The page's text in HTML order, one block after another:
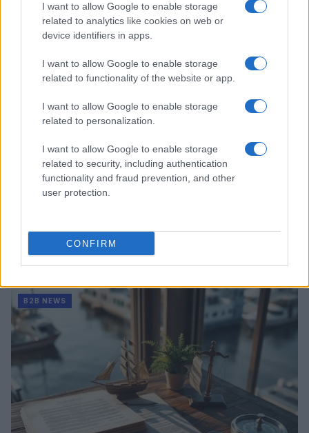
I want to allow Google to enable storage
related to analytics like cookies on web or
device identifiers in apps.
I want to allow Google to enable storage
related to functionality of the website or app.
I want to allow Google to enable storage
related to personalization.
I want to allow Google to enable storage
related to security, including authentication
functionality and fraud prevention, and other
user protection.
CONFIRM
Martina Marchesi · 10 Lug 2026
Acquisizione Fincantieri-WSense: i fondatori restano
e rimettono capitale
B2B NEWS